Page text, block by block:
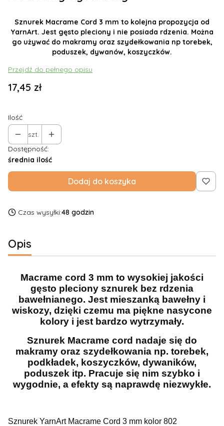
Sznurek Macrame Cord 3 mm to kolejna propozycja od
YarnArt. Jest gęsto pleciony i nie posiada rdzenia. Można
go używać do makramy oraz szydełkowania np torebek,
poduszek, dywanów, koszyczków.
Przejdź do pełnego opisu
Cena
17,45 zł
Ilość
szt.
Dostępność:
średnia ilość
Dodaj do koszyka
Czas wysyłki:48 godzin
Opis
Macrame cord 3 mm to wysokiej jakości
gęsto pleciony sznurek bez rdzenia
bawełnianego. Jest mieszanką bawełny i
wiskozy, dzięki czemu ma piękne nasycone
kolory i jest bardzo wytrzymały.
Sznurek Macrame cord nadaje się do
makramy oraz szydełkowania np. torebek,
podkładek, koszyczków, dywaników,
poduszek itp. Pracuje się nim szybko i
wygodnie, a efekty są naprawdę niezwykłe.
Sznurek YarnArt Macrame Cord 3 mm kolor 802